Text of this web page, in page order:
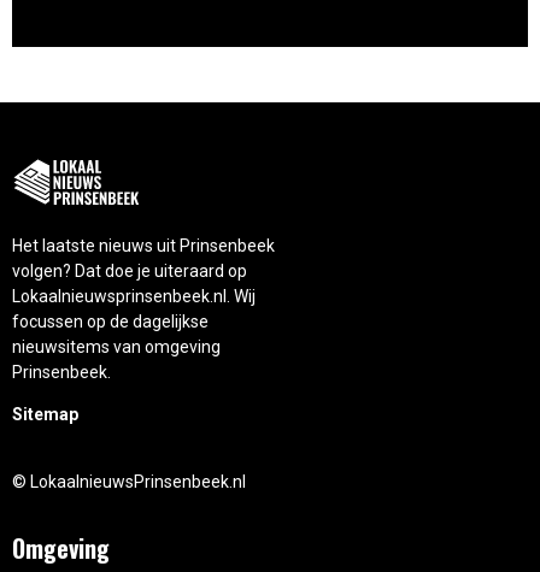
Het laatste nieuws uit Prinsenbeek
volgen? Dat doe je uiteraard op
Lokaalnieuwsprinsenbeek.nl. Wij
focussen op de dagelijkse
nieuwsitems van omgeving
Prinsenbeek.
Sitemap
© LokaalnieuwsPrinsenbeek.nl
Omgeving